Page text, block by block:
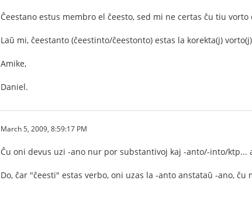
Ĉeestano estus membro el ĉeesto, sed mi ne certas ĉu tiu
Laŭ mi, ĉeestanto (ĉeestinto/ĉeestonto) estas la korekta(j)
Amike,
Daniel.
March 5, 2009, 8:59:17 PM
Ĉu oni devus uzi -ano nur por substantivoj kaj -anto/-into/ktp...
Do, ĉar "ĉeesti" estas verbo, oni uzas la -anto anstataŭ -ano, ĉu